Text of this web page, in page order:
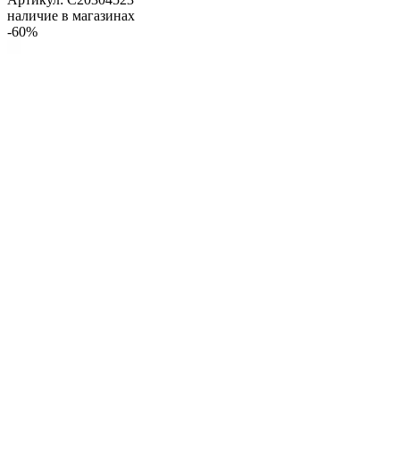
наличие в магазинах
-60%